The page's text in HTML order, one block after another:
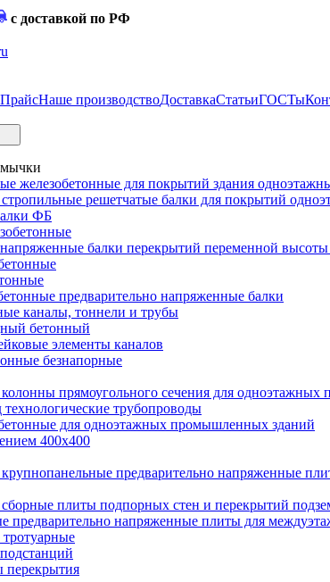
с доставкой по РФ
ПрайсНаше производствоДоставкаСтатьиГОСТы
железобетонные для покрытий здания
решетчатые балки для покрытий
ФБ
балки перекрытий переменной высоты
предварительно напряженные балки
каналы, тоннели и трубы
бетонный
элементы каналов
безнапорные
прямоугольного сечения для одноэтажных
трубопроводы
для одноэтажных промышленных зданий
400х400
предварительно напряженные
плиты подпорных стен и перекрытий
предварительно напряженные плиты для
перекрытия